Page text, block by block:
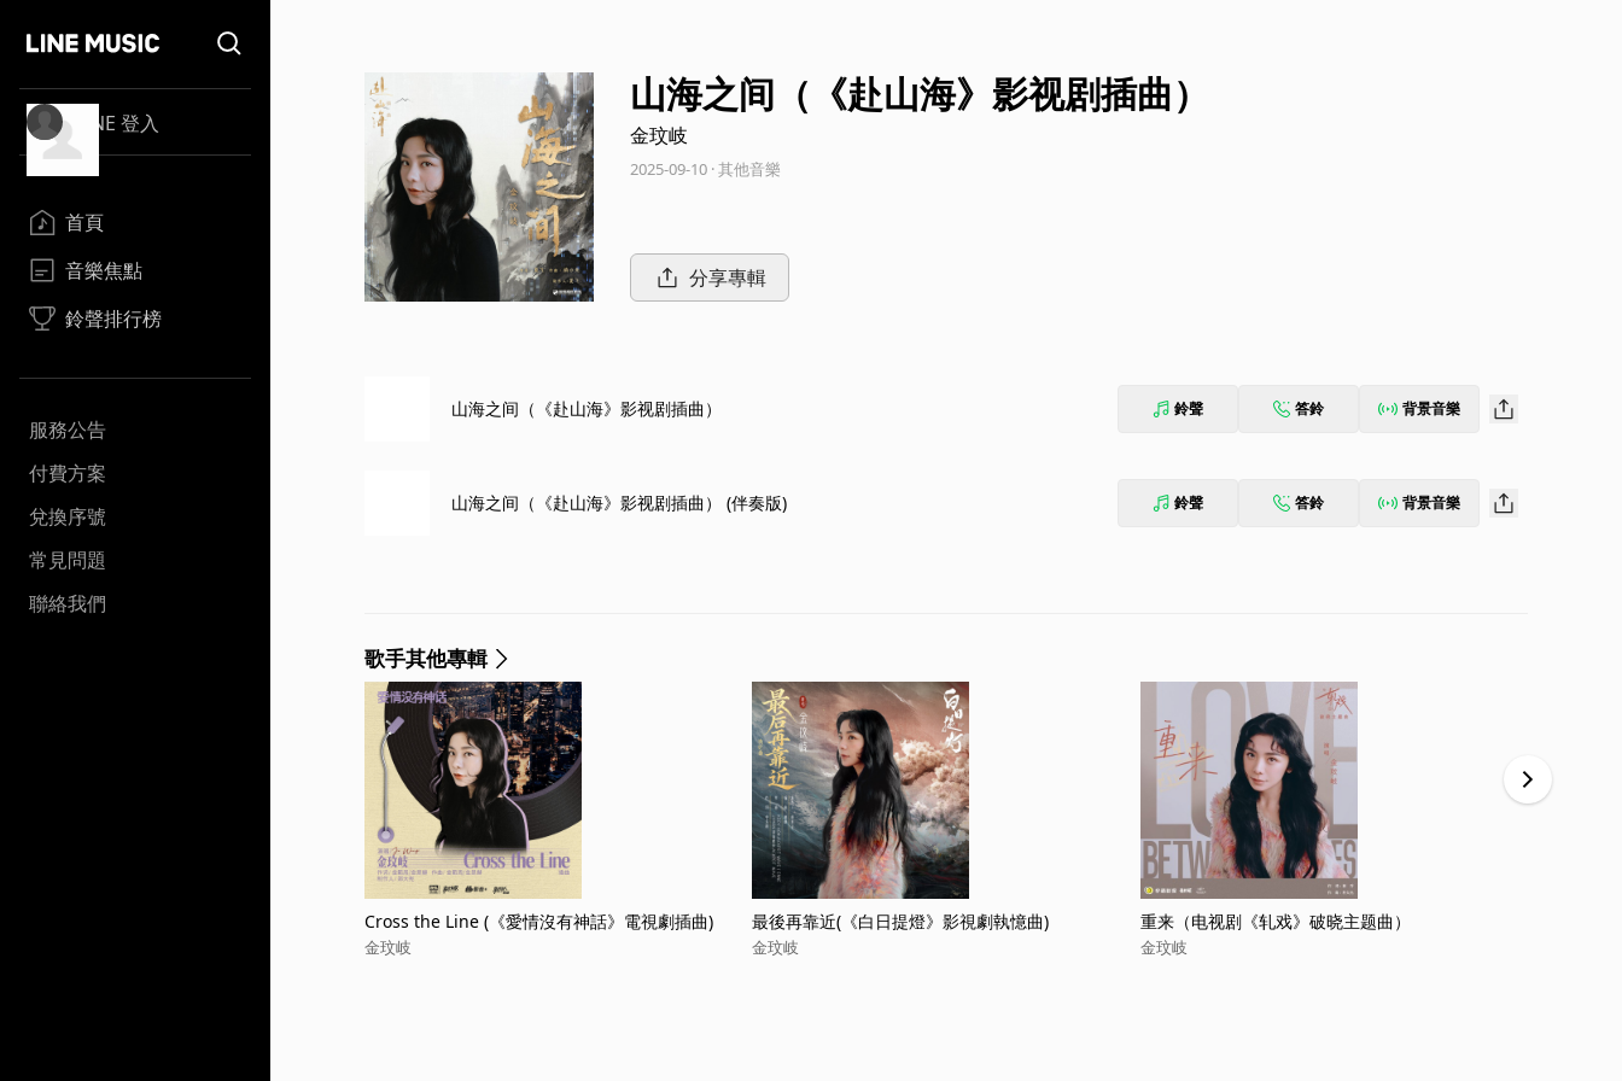
LINE 登入
首頁
音樂焦點
鈴聲排行榜
服務公告
付費方案
兌換序號
常見問題
聯絡我們
山海之间（《赴山海》影视剧插曲）
金玟岐
2025-09-10 · 其他音樂
分享專輯
山海之间（《赴山海》影视剧插曲） 鈴聲 答鈴 背景音樂
山海之间（《赴山海》影视剧插曲） (伴奏版) 鈴聲 答鈴 背景音樂
歌手其他專輯
Cross the Line (《愛情沒有神話》電視劇插曲)
金玟岐
最後再靠近(《白日提燈》影視劇執憶曲)
金玟岐
重来（电视剧《轧戏》破晓主题曲）
金玟岐